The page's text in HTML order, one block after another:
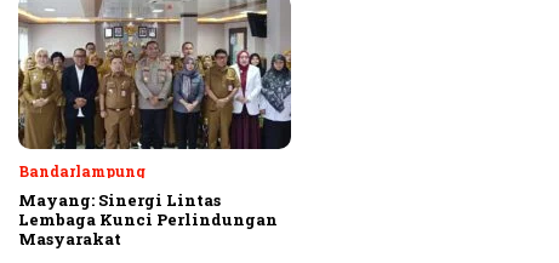
Bandarlampung
Mayang: Sinergi Lintas
Lembaga Kunci Perlindungan
Masyarakat